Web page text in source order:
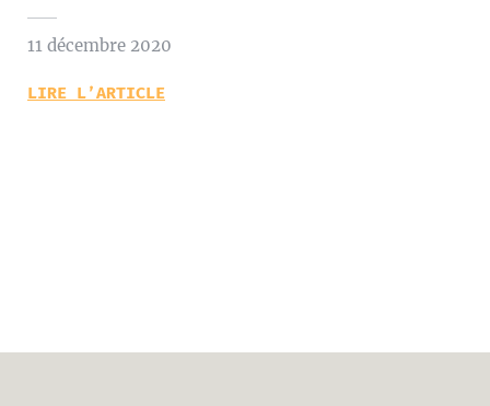
11 décembre 2020
LIRE L’ARTICLE